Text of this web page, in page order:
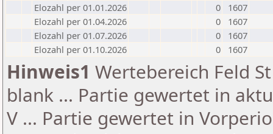
Elozahl per 01.01.2026
0
1607
Elozahl per 01.04.2026
0
1607
Elozahl per 01.07.2026
0
1607
Elozahl per 01.10.2026
0 1607
Hinweis1 Wertebereich Feld
blank ... Partie gewertet in
V ... Partie gewertet in